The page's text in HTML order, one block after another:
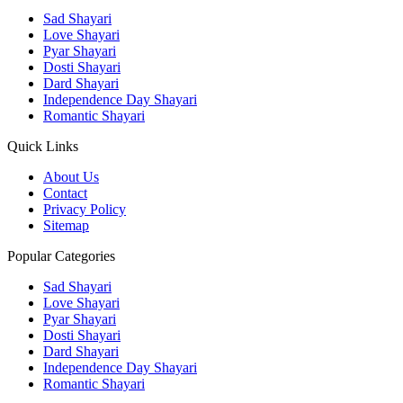
Sad Shayari
Love Shayari
Pyar Shayari
Dosti Shayari
Dard Shayari
Independence Day Shayari
Romantic Shayari
Quick Links
About Us
Contact
Privacy Policy
Sitemap
Popular Categories
Sad Shayari
Love Shayari
Pyar Shayari
Dosti Shayari
Dard Shayari
Independence Day Shayari
Romantic Shayari